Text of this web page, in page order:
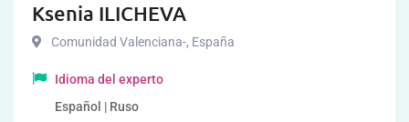
Ksenia ILICHEVA
Comunidad Valenciana-, España
Idioma del experto
Español | Ruso